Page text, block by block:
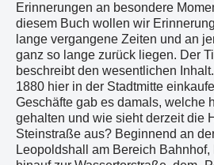
Erinnerungen an besondere
diesem Buch wollen wir
lange vergangene Zeiten und an
ganz so lange zurück liegen. Der
beschreibt den wesentlichen
1880 hier in der Stadtmitte
Geschäfte gab es damals, welche
gehalten und wie sieht derzeit die
Steinstraße aus? Beginnend an
Leopoldshall am Bereich